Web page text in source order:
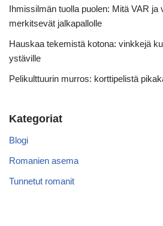
Ihmissilmän tuolla puolen: Mitä VAR ja
merkitsevät jalkapallolle
Hauskaa tekemistä kotona: vinkkejä
ystäville
Pelikulttuurin murros: korttipelistä
Kategoriat
Blogi
Romanien asema
Tunnetut romanit